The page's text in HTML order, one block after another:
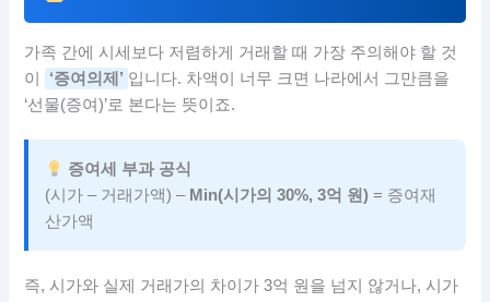
가족 간에 시세보다 저렴하게 거래할 때 가장 주의해야 할 것
이
‘증여의제’ 입니다. 차액이 너무 크면 나라에서 그만큼을
‘선물(증여)’로 본다는 뜻이죠.
증여세 부과 공식
(시가 – 거래가액) – Min(시가의 30%, 3억 원) = 증여재
산가액
즉, 시가와 실제 거래가의 차이가 3억 원을 넘지 않거나, 시가